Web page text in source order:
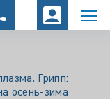
Грипп:
осень-зима